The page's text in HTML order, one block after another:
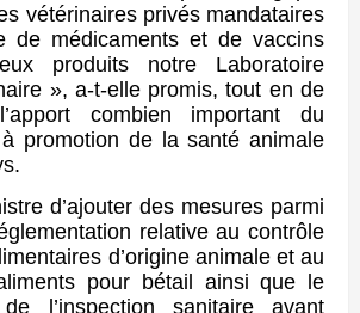
vétérinaires privés mandataires
de médicaments et de vaccins
produits notre Laboratoire
», a-t-elle promis, tout en de
combien important du
promotion de la santé animale
d’ajouter des mesures parmi
relative au contrôle
d’origine animale et au
pour bétail ainsi que le
de l’inspection sanitaire avant